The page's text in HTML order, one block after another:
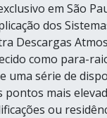
em São
dos
Descargas
como para-
uma série de
pontos mais
ou